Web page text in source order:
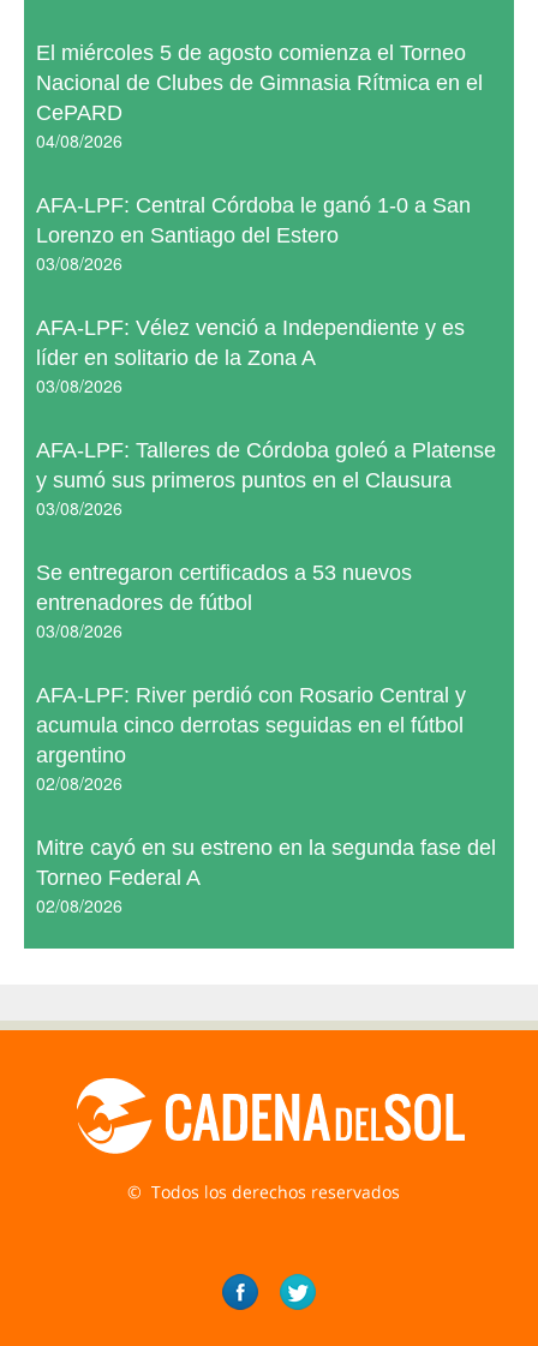
El miércoles 5 de agosto comienza el Torneo
Nacional de Clubes de Gimnasia Rítmica en el
CePARD
04/08/2026
AFA-LPF: Central Córdoba le ganó 1-0 a San
Lorenzo en Santiago del Estero
03/08/2026
AFA-LPF: Vélez venció a Independiente y es
líder en solitario de la Zona A
03/08/2026
AFA-LPF: Talleres de Córdoba goleó a Platense
y sumó sus primeros puntos en el Clausura
03/08/2026
Se entregaron certificados a 53 nuevos
entrenadores de fútbol
03/08/2026
AFA-LPF: River perdió con Rosario Central y
acumula cinco derrotas seguidas en el fútbol
argentino
02/08/2026
Mitre cayó en su estreno en la segunda fase del
Torneo Federal A
02/08/2026